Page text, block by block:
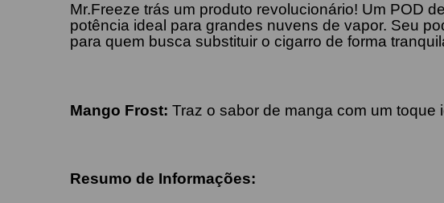
Mr.Freeze trás um produto revolucionário! Um POD
potência ideal para grandes nuvens de vapor. Seu
para quem busca substituir o cigarro de forma
Mango Frost: Traz o sabor de manga com um toque
Resumo de Informações: